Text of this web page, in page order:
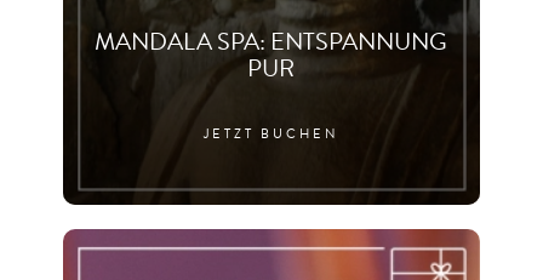
MANDALA SPA: ENTSPANNUNG
PUR
JETZT BUCHEN